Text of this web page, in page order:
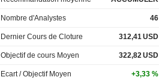
Nombre d'Analystes 46
Dernier Cours de Cloture 312,41USD
Objectif de cours Moyen 322,82USD
Ecart / Objectif Moyen +3,33 %